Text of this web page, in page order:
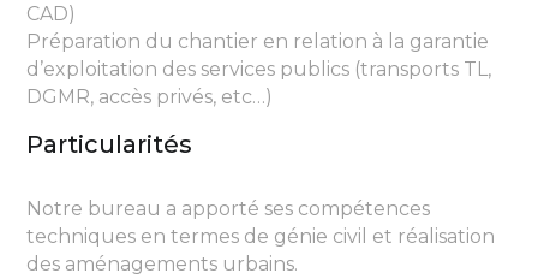
CAD)
Préparation du chantier en relation à la garantie
d’exploitation des services publics (transports TL,
DGMR, accès privés, etc…)
Particularités
Notre bureau a apporté ses compétences
techniques en termes de génie civil et réalisation
des aménagements urbains.